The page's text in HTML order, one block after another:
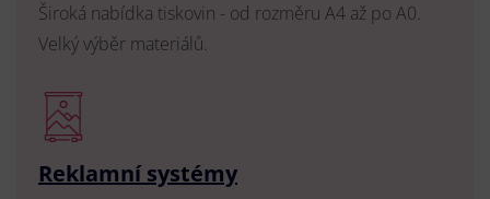
Široká nabídka tiskovin - od rozměru A4 až po A0.
Velký výběr materiálů.
Reklamní systémy